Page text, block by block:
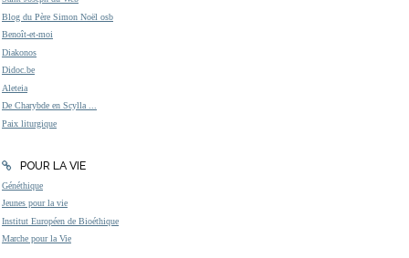
Blog du Père Simon Noël osb
Benoît-et-moi
Diakonos
Didoc.be
Aleteia
De Charybde en Scylla ...
Paix liturgique
POUR LA VIE
Généthique
Jeunes pour la vie
Institut Européen de Bioéthique
Marche pour la Vie